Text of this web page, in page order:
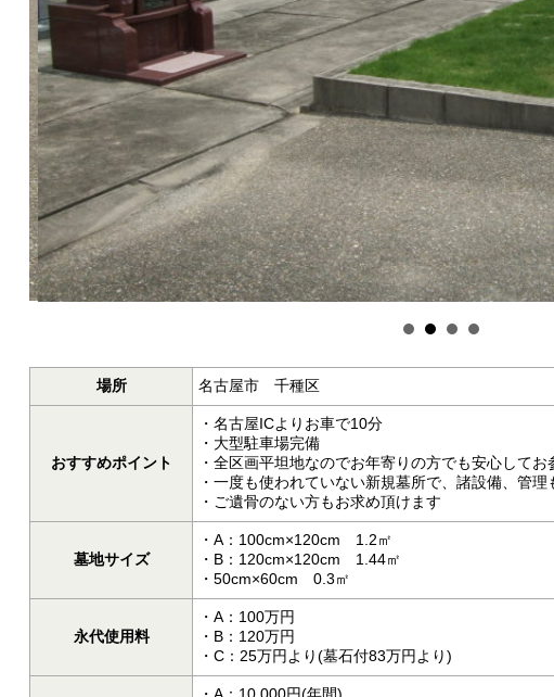
場所 名古屋市 千種区
おすすめポイント
・名古屋ICよりお車で10分
・大型駐車場完備
・全区画平坦地なのでお年寄りの方でも安心してお
・一度も使われていない新規墓所で、諸設備、管理
・ご遺骨のない方もお求め頂けます
墓地サイズ
・A：100cm×120cm 1.2㎡
・B：120cm×120cm 1.44㎡
・50cm×60cm 0.3㎡
永代使用料
・A：100万円
・B：120万円
・C：25万円より(墓石付83万円より)